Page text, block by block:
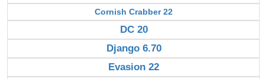
Cornish Crabber 22
DC 20
Django 6.70
Evasion 22